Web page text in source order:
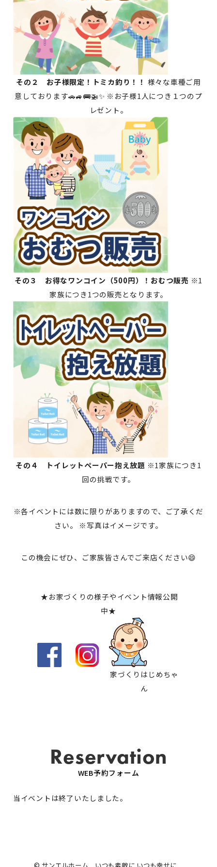
その２ お子様限定！トミカ釣り！！ 様々な車種ご用
意しております🚗🚙🚌🚁✨ ※お子様1人につき１つのプ
レゼント。
その３ お得なワンコイン（500円）！おむつ販売 ※1
家族につき1つの販売となります。
その４ トイレットペーパー抱え放題 ※1家族につき1
回の挑戦です。
※各イベントには数に限りがありますので、ご了承くだ
さい。 ※写真はイメージです。
この機会にぜひ、ご家族皆さんでご来店ください😄
★お家づくりの様子やイベント情報公開
中★
家づくりはじめちゃ
ん
Reservation
WEB予約フォーム
当イベントは終了いたしました。
© サンエルホーム いつも素敵に いつも幸せに